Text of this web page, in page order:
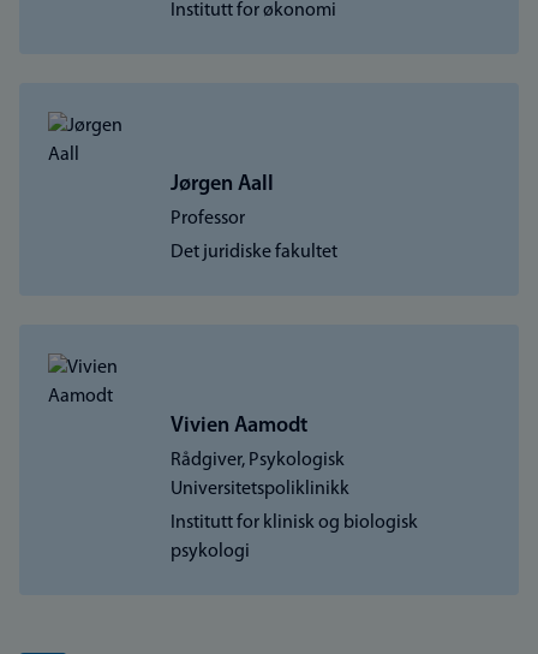
Institutt for økonomi
Jørgen Aall
Professor
Det juridiske fakultet
Vivien Aamodt
Rådgiver, Psykologisk
Universitetspoliklinikk
Institutt for klinisk og biologisk
psykologi